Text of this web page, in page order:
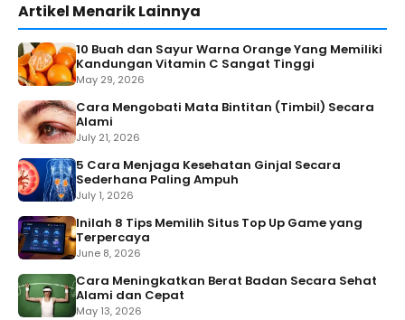
Artikel Menarik Lainnya
10 Buah dan Sayur Warna Orange Yang Memiliki
Kandungan Vitamin C Sangat Tinggi
May 29, 2026
Cara Mengobati Mata Bintitan (Timbil) Secara
Alami
July 21, 2026
5 Cara Menjaga Kesehatan Ginjal Secara
Sederhana Paling Ampuh
July 1, 2026
Inilah 8 Tips Memilih Situs Top Up Game yang
Terpercaya
June 8, 2026
Cara Meningkatkan Berat Badan Secara Sehat
Alami dan Cepat
May 13, 2026